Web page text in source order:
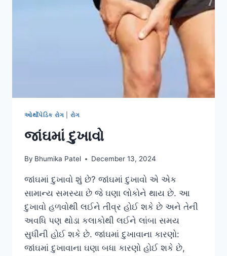
ઓર્થોપેડિક રોગ રોગ
જાંઘમાં દુખાવો
By Bhumika Patel December 13, 2024
જાંઘમાં દુખાવો શું છે? જાંઘમાં દુખાવો એ એક
સામાન્ય સમસ્યા છે જે ઘણા લોકોને થાય છે. આ
દુખાવો હળવોથી લઈને તીવ્ર હોઈ શકે છે અને તેની
અવધિ પણ થોડા કલાકોથી લઈને લાંબા સમય
સુધીની હોઈ શકે છે. જાંઘમાં દુખાવાના કારણો:
જાંઘમાં દુખાવાના ઘણા બધા કારણો હોઈ શકે છે,